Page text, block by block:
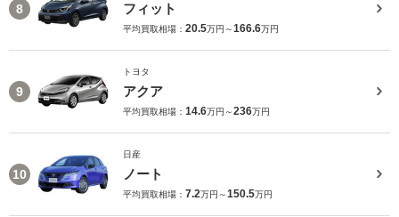
8 フィット
平均買取相場： 20.5万円～166.6万円
9
トヨタ
アクア
平均買取相場： 14.6万円～236万円
10
日産
ノート
平均買取相場： 7.2万円～150.5万円